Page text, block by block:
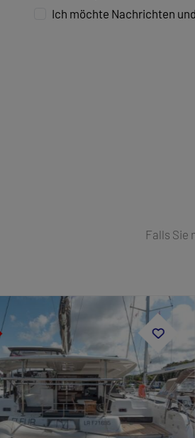
Ich möchte Nachrichten
Falls Sie